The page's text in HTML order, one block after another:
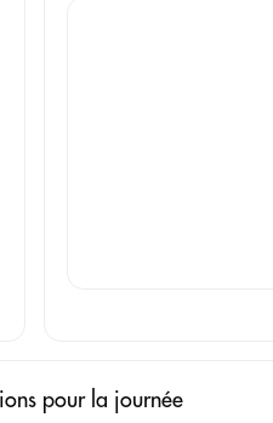
pour la journée